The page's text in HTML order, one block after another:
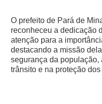
O prefeito de Pará de
reconheceu a dedicação
atenção para a
destacando a missão
segurança da
trânsito e na proteção